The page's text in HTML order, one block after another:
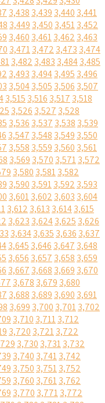
3,438 3,439 3,440 3,441
3,449 3,450 3,4513,452
3,460 3,4613,462 3,463
3,4713,472 3,473 3,474
3,482 3,483 3,4843,485
3,493 3,4943,495 3,496
3,5043,505 3,506 3,507
3,515 3,516 3,517 3,518
3,526 3,527 3,528
3,536 3,537 3,538 3,539
3,547 3,548 3,549 3,550
3,558 3,559 3,560 3,561
3,569 3,570 3,5713,572
3,580 3,5813,582
3,590 3,5913,592 3,593
3,6013,602 3,603 3,604
3,612 3,613 3,6143,615
3,623 3,6243,625 3,626
3,6343,635 3,636 3,637
3,645 3,646 3,647 3,648
3,656 3,657 3,658 3,659
3,667 3,668 3,669 3,670
3,678 3,679 3,680
3,688 3,689 3,690 3,691
3,699 3,700 3,7013,702
3,710 3,7113,712
3,720 3,7213,722
3,730 3,7313,732
3,740 3,7413,742
3,750 3,7513,752
3,760 3,7613,762
3,770 3,7713,772